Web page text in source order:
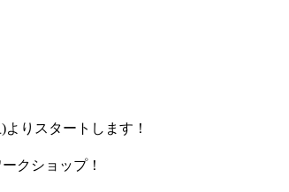
りスタートします！
クショップ！